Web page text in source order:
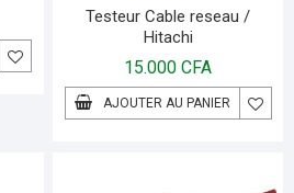
Note
3.00
sur 5
Testeur Cable reseau /
Hitachi
15.000 CFA
AJOUTER AU PANIER